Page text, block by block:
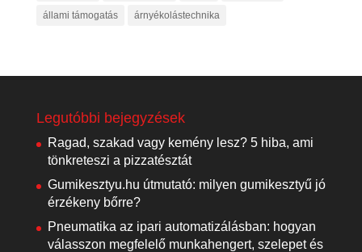
állami támogatás árnyékolástechnika
Legutóbbi bejegyzések
Ragad, szakad vagy kemény lesz? 5 hiba, ami
tönkreteszi a pizzatésztát
Gumikesztyu.hu útmutató: milyen gumikesztyű jó
érzékeny bőrre?
Pneumatika az ipari automatizálásban: hogyan
válasszon megfelelő munkahengert, szelepet és